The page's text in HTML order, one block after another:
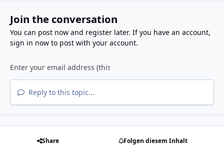
Join the conversation
You can post now and register later. If you have an account,
sign in nowto post with your account.
Reply to this topic...
Share Folgen diesem Inhalt